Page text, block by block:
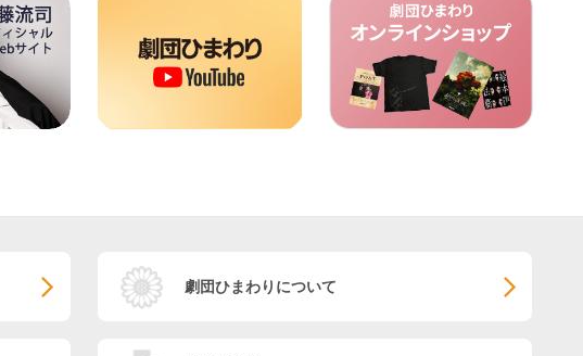
劇団ひまわりについて